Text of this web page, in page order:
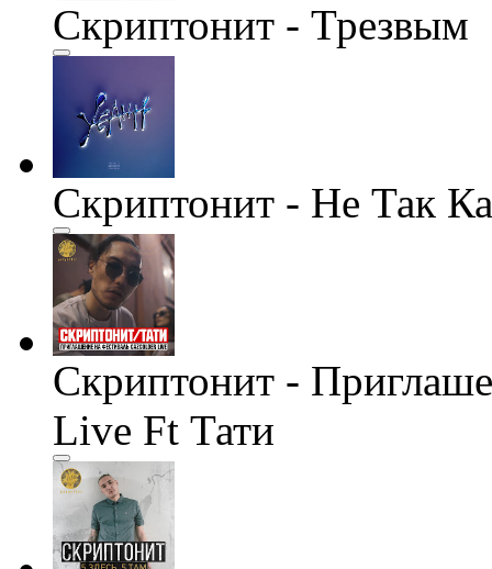
Скриптонит - Трезвым
Скриптонит - Не Так
Скриптонит -
Live Ft Тати